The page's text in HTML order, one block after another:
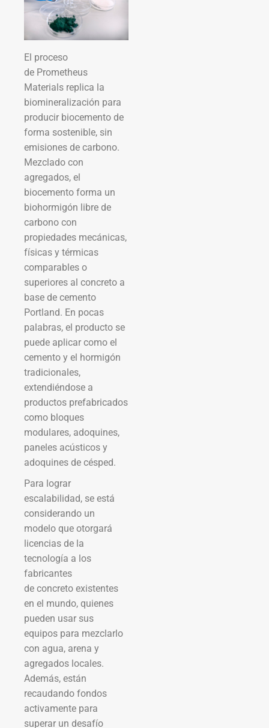
El proceso
de Prometheus
Materials replica la
biomineralización para
producir biocemento de
forma sostenible, sin
emisiones de carbono.
Mezclado con
agregados, el
biocemento forma un
biohormigón libre de
carbono con
propiedades mecánicas,
físicas y térmicas
comparables o
superiores al concreto a
base de cemento
Portland. En pocas
palabras, el producto se
puede aplicar como el
cemento y el hormigón
tradicionales,
extendiéndose a
productos prefabricados
como bloques
modulares, adoquines,
paneles acústicos y
adoquines de césped.
Para lograr
escalabilidad, se está
considerando un
modelo que otorgará
licencias de la
tecnología a los
fabricantes
de concreto existentes
en el mundo, quienes
pueden usar sus
equipos para mezclarlo
con agua, arena y
agregados locales.
Además, están
recaudando fondos
activamente para
superar un desafío